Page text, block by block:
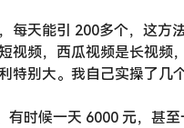
天能引 200多个，这方
频，西瓜视频是长视频
特别大。我自己实操了几
时候一天 6000 元，甚